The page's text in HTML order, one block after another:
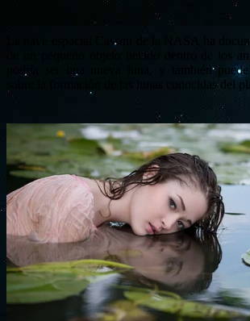
La nave espacial Cassini de la NASA ha
de un pequeño objeto helado dentro de los
podría ser una nueva luna, y también
sobre la formación de las lunas conocidas del